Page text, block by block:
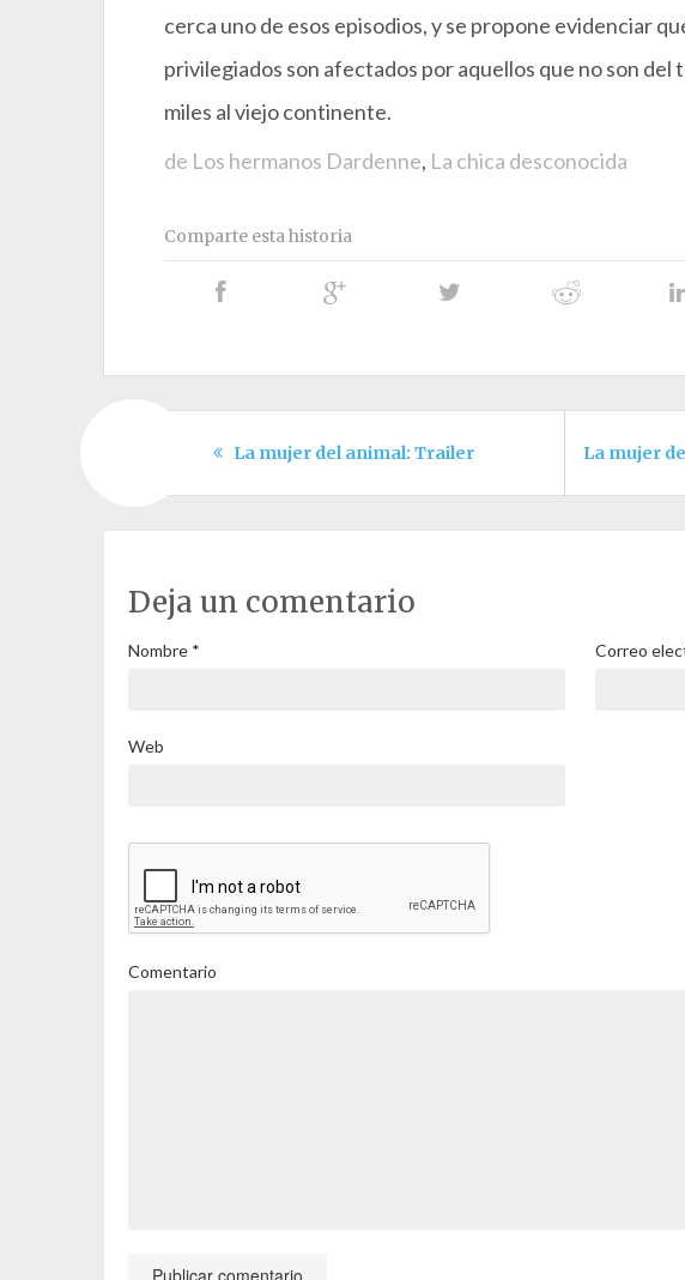
cerca uno de esos episodios, y se propone evidenciar
privilegiados son afectados por aquellos que no son del
miles al viejo continente.
de Los hermanos Dardenne, La chica desconocida
Comparte esta historia
La mujer del animal: Trailer La mujer
Deja un comentario
Nombre * Correo
Web
Comentario